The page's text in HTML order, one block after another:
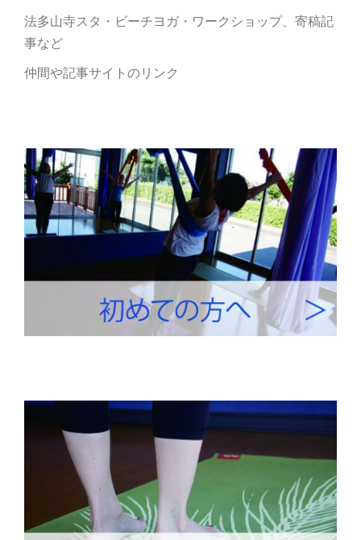
法多山寺スタ・ビーチヨガ・ワークショップ、寄稿記
事など
仲間や記事サイトのリンク